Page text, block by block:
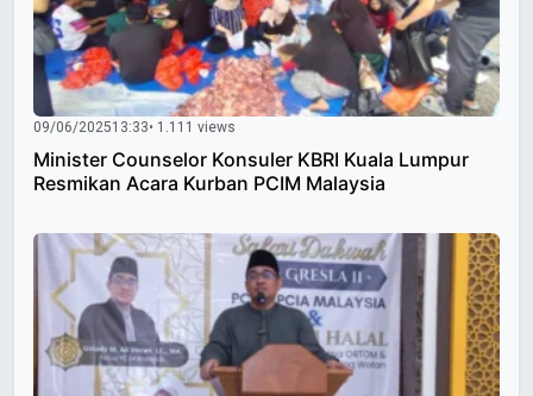
09/06/202513:33• 1.111 views
Minister Counselor Konsuler KBRI Kuala Lumpur
Resmikan Acara Kurban PCIM Malaysia